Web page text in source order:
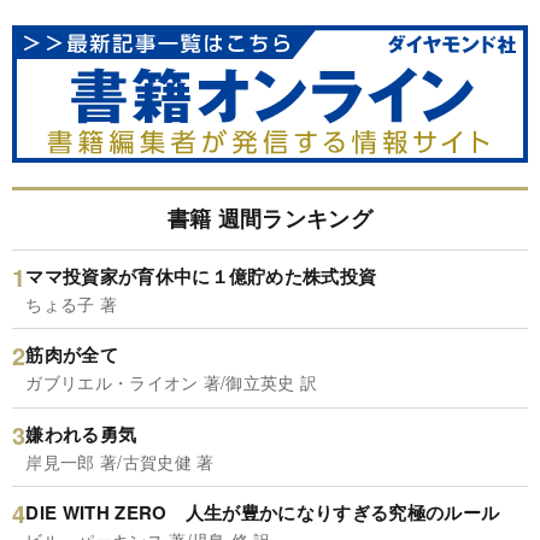
書籍 週間ランキング
ママ投資家が育休中に１億貯めた株式投資
ちょる子 著
筋肉が全て
ガブリエル・ライオン 著/御立英史 訳
嫌われる勇気
岸見一郎 著/古賀史健 著
DIE WITH ZERO 人生が豊かになりすぎる究極のルール